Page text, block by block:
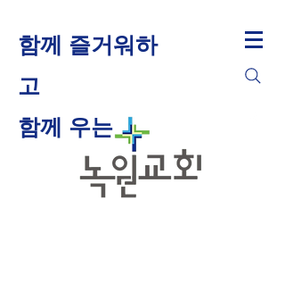
함께 즐거워하
고
​함께 우는